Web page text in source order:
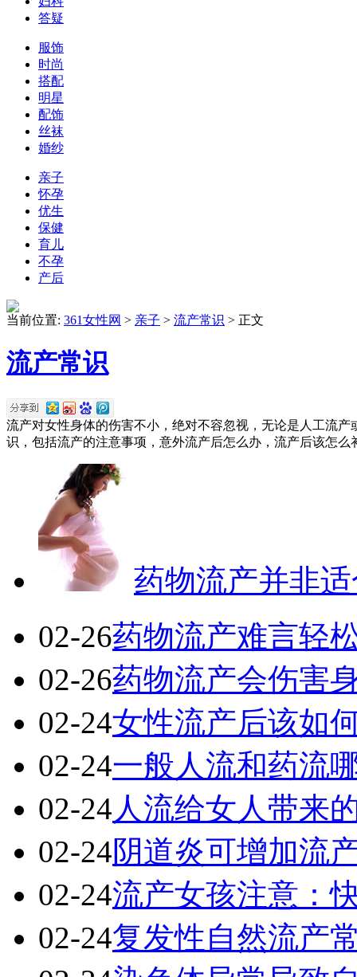
答疑
服饰
时尚
搭配
明星
配饰
丝袜
婚纱
亲子
怀孕
优生
保健
育儿
不孕
产后
当前位置: 361女性网 > 亲子 > 流产常识 > 正文
流产常识
流产对女性身体的伤害不小，绝对不容忽视，无论是人工流
识，包括流产的注意事项，意外流产后怎么办，流产后该怎么
药物流产并非
02-26药物流产难言轻
02-26药物流产会伤害
02-24女性流产后该如
02-24一般人流和药流
02-24人流给女人带来
02-24阴道炎可增加流
02-24流产女孩注意：
02-24复发性自然流产